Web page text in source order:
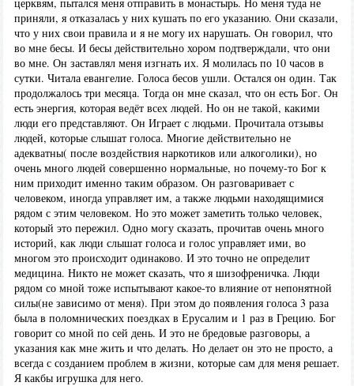
приняли, я отказалась у них кушать по его указанию. Они сказали,
что у них свои правила и я не могу их нарушать. Он говорил, что
во мне бесы. И бесы действительно хором подтверждали, что они
во мне. Он заставлял меня изгнать их. Я молилась по 10 часов в
сутки. Читала евангелие. Голоса бесов ушли. Остался он один. Так
продолжалось три месяца. Тогда он мне сказал, что он есть Бог. Он
есть энергия, которая ведёт всех людей. Но он не такой, какими
люди его представляют. Он Играет с людьми. Прочитала отзывы
людей, которые слышат голоса. Многие действительно не
адекватны( после воздействия наркотиков или алкоголики), но
очень много людей совершенно нормальные, но почему-то Бог к
ним приходит именно таким образом. Он разговаривает с
человеком, иногда управляет им, а также людьми находящимися
рядом с этим человеком. Но это может заметить только человек,
который это пережил. Одно могу сказать, прочитав очень много
историй, как люди слышат голоса и голос управляет ими, во
многом это происходит одинаково. И это точно не определит
медицина. Никто не может сказать, что я шизофреничка. Люди
рядом со мной тоже испытывают какое-то влияние от непонятной
силы(не зависимо от меня). При этом до появления голоса 3 раза
была в поломнических поездках в Ерусалим и 1 раз в Грецию. Бог
говорит со мной по сей день. И это не бредовые разговоры, а
указания как мне жить и что делать. Но делает он это не просто, а
всегда с созданием проблем в жизни, которые сам для меня решает.
Я какбы игрушка для него.